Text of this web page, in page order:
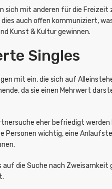
sich mit anderen für die
auch offen kommuniziert,
Kunst & Kultur gewinnen.
Singles
mit ein, die sich auf
da sie einen Mehrwert
eher befriedigt
wichtig, eine
die Suche nach